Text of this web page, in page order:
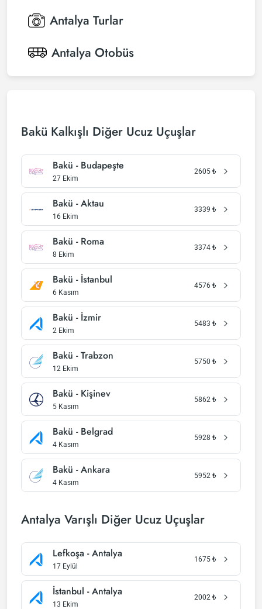
Antalya Turlar
Antalya Otobüs
Bakü Kalkışlı Diğer Ucuz Uçuşlar
Bakü - Budapeşte
27 Ekim
2605 ₺
Bakü - Aktau
16 Ekim
3339 ₺
Bakü - Roma
8 Ekim
3374 ₺
Bakü - İstanbul
6 Kasım
4576 ₺
Bakü - İzmir
2 Ekim
5483 ₺
Bakü - Trabzon
12 Ekim
5750 ₺
Bakü - Kişinev
5 Kasım
5862 ₺
Bakü - Belgrad
4 Kasım
5928 ₺
Bakü - Ankara
4 Kasım
5952 ₺
Antalya Varışlı Diğer Ucuz Uçuşlar
Lefkoşa - Antalya
17 Eylül
1675 ₺
İstanbul - Antalya
13 Ekim
2002 ₺